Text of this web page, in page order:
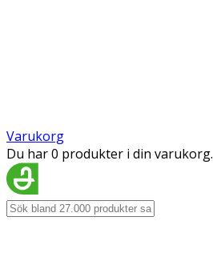
Varukorg
Du har 0 produkter i din varukorg.